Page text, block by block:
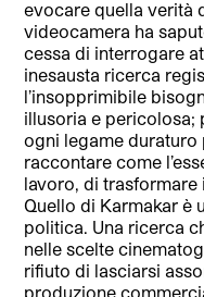
evocare quella verità
videocamera ha
cessa di interrogare
inesausta ricerca
l’insopprimibile
illusoria e pericolosa;
ogni legame duraturo
raccontare come
lavoro, di trasformare
Quello di Karmakar è
politica. Una ricerca
nelle scelte
rifiuto di lasciarsi
produzione